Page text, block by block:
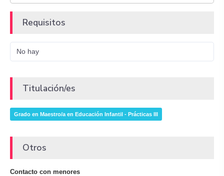
Requisitos
No hay
Titulación/es
Grado en Maestro/a en Educación Infantil - Prácticas III
Otros
Contacto con menores